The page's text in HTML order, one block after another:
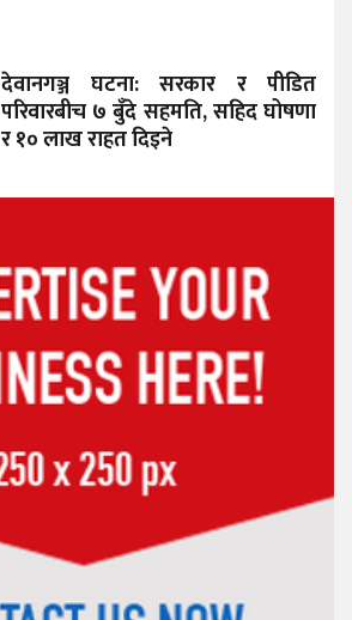
देवानगञ्ज घटना: सरकार र पीडित
परिवारबीच ७ बुँदे सहमति, सहिद घोषणा
र १० लाख राहत दिइने